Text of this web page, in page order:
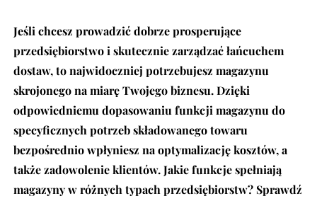
Jeśli chcesz prowadzić dobrze prosperujące
przedsiębiorstwo i skutecznie zarządzać łańcuchem
dostaw, to najwidoczniej potrzebujesz magazynu
skrojonego na miarę Twojego biznesu. Dzięki
odpowiedniemu dopasowaniu funkcji magazynu do
specyficznych potrzeb składowanego towaru
bezpośrednio wpłyniesz na optymalizację kosztów, a
także zadowolenie klientów. Jakie funkcje spełniają
magazyny w różnych typach przedsiębiorstw? Sprawdź